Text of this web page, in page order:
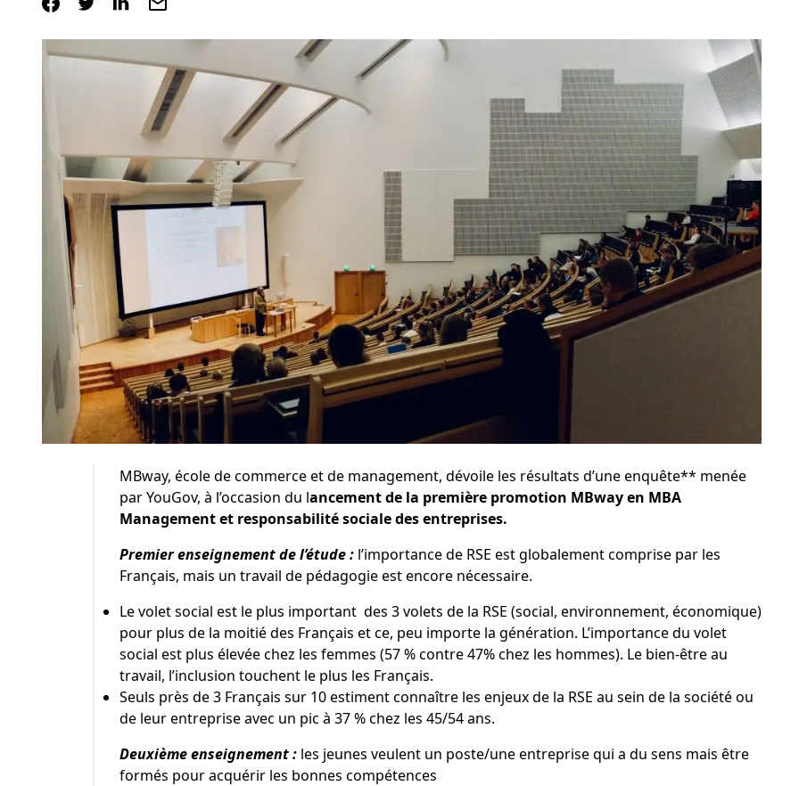
MBway, école de commerce et de management, dévoile les résultats d’une enquête** menée
par YouGov, à l’occasion du lancement de la première promotion MBway en MBA
Management et responsabilité sociale des entreprises.
Premier enseignement de l’étude :l’importance de RSE est globalement comprise par les
Français, mais un travail de pédagogie est encore nécessaire.
Le volet social est le plus important des 3 volets de la RSE (social, environnement, économique)
pour plus de la moitié des Français et ce, peu importe la génération. L’importance du volet
social est plus élevée chez les femmes (57 % contre 47% chez les hommes). Le bien-être au
travail, l’inclusion touchent le plus les Français.
Seuls près de 3 Français sur 10 estiment connaître les enjeux de la RSE au sein de la société ou
de leur entreprise avec un pic à 37 % chez les 45/54 ans.
Deuxième enseignement :les jeunes veulent un poste/une entreprise qui a du sens mais être
formés pour acquérir les bonnes compétences